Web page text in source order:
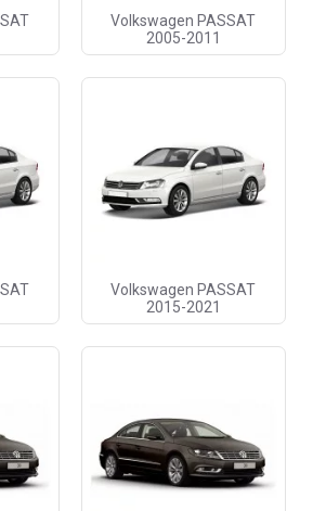
Volkswagen PASSAT
2005-2011
Volkswagen PASSAT
2015-2021